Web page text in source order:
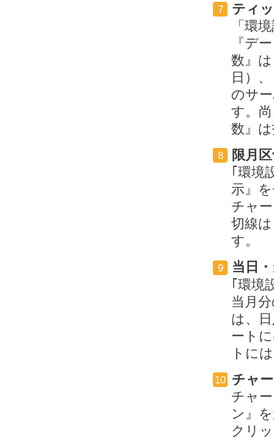
7
ティ
「環
『デ
数』
日）
のサ
す。
数』
8
限月
｢環境
示』
チャ
切線
す。
9
当日
｢環境
当月
は、
ート
トに
10 チャ
チャ
ン』
クリ